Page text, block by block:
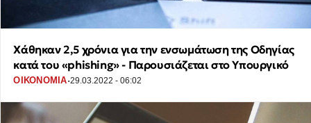
Χάθηκαν 2,5 χρόνια για την ενσωμάτωση της Οδηγίας
κατά του «phishing» - Παρουσιάζεται στο Υπουργικό
ΟΙΚΟΝΟΜΙΑ·29.03.2022 - 06:02